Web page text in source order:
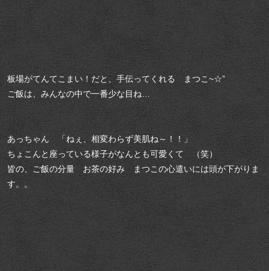
板場がてんてこまい！だと、手伝ってくれる まつこ~☆”
ご飯は、みんなの中で一番少な目ね…
あっちゃん 「ねぇ、相変わらず美肌ね～！！」
ちょこんと座っている様子がなんとも可愛くて （笑）
皆の、ご飯の分量 お茶の好み まつこの心遣いには頭が下がりま
す。。